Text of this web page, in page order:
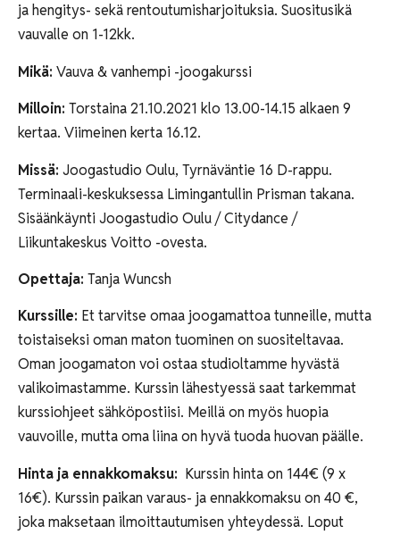
ja hengitys- sekä rentoutumisharjoituksia. Suositusikä
vauvalle on 1-12kk.
Mikä: Vauva & vanhempi -joogakurssi
Milloin: Torstaina 21.10.2021 klo 13.00-14.15 alkaen 9
kertaa. Viimeinen kerta 16.12.
Missä: Joogastudio Oulu, Tyrnäväntie 16 D-rappu.
Terminaali-keskuksessa Limingantullin Prisman takana.
Sisäänkäynti Joogastudio Oulu / Citydance /
Liikuntakeskus Voitto -ovesta.
Opettaja: Tanja Wuncsh
Kurssille: Et tarvitse omaa joogamattoa tunneille, mutta
toistaiseksi oman maton tuominen on suositeltavaa.
Oman joogamaton voi ostaa studioltamme hyvästä
valikoimastamme. Kurssin lähestyessä saat tarkemmat
kurssiohjeet sähköpostiisi. Meillä on myös huopia
vauvoille, mutta oma liina on hyvä tuoda huovan päälle.
Hinta ja ennakkomaksu: Kurssin hinta on 144€ (9 x
16€). Kurssin paikan varaus- ja ennakkomaksu on 40 €,
joka maksetaan ilmoittautumisen yhteydessä. Loput